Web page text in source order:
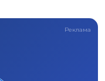
Реклама